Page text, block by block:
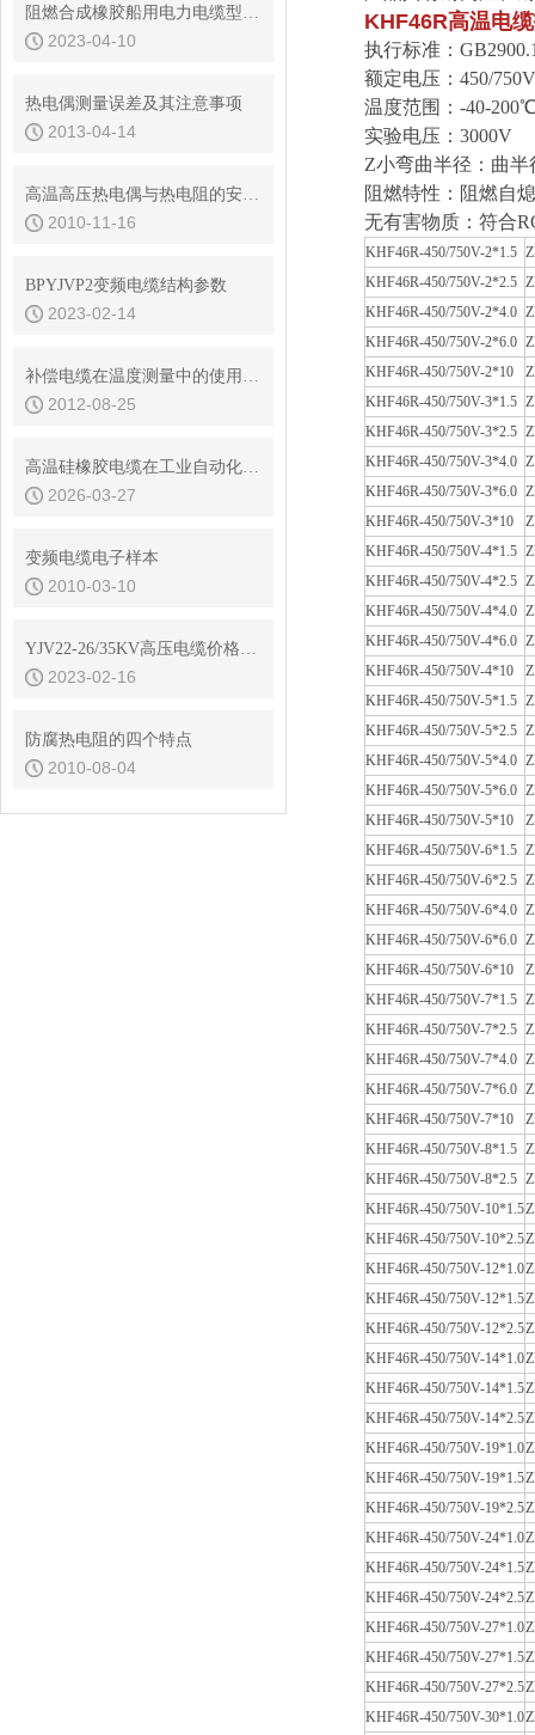
阻燃合成橡胶船用电力电缆型号选型
2023-04-10
热电偶测量误差及其注意事项
2013-04-14
高温高压热电偶与热电阻的安装方法
2010-11-16
BPYJVP2变频电缆结构参数
2023-02-14
补偿电缆在温度测量中的使用问题
2012-08-25
高温硅橡胶电缆在工业自动化系统中的关键应用与选型指南
2026-03-27
变频电缆电子样本
2010-03-10
YJV22-26/35KV高压电缆价格更新2022年11月4日
2023-02-16
防腐热电阻的四个特点
2010-08-04
KHF46R高温电缆
执行标准：
额定电压：450/750V
温度范围：-40-
实验电压：3000V
Z小弯曲半径：曲
阻燃特性：阻燃自
无有害物质：符合
KHF46R-450/750V-2*1.5
KHF46R-450/750V-2*2.5
KHF46R-450/750V-2*4.0
KHF46R-450/750V-2*6.0
KHF46R-450/750V-2*10
KHF46R-450/750V-3*1.5
KHF46R-450/750V-3*2.5
KHF46R-450/750V-3*4.0
KHF46R-450/750V-3*6.0
KHF46R-450/750V-3*10
KHF46R-450/750V-4*1.5
KHF46R-450/750V-4*2.5
KHF46R-450/750V-4*4.0
KHF46R-450/750V-4*6.0
KHF46R-450/750V-4*10
KHF46R-450/750V-5*1.5
KHF46R-450/750V-5*2.5
KHF46R-450/750V-5*4.0
KHF46R-450/750V-5*6.0
KHF46R-450/750V-5*10
KHF46R-450/750V-6*1.5
KHF46R-450/750V-6*2.5
KHF46R-450/750V-6*4.0
KHF46R-450/750V-6*6.0
KHF46R-450/750V-6*10
KHF46R-450/750V-7*1.5
KHF46R-450/750V-7*2.5
KHF46R-450/750V-7*4.0
KHF46R-450/750V-7*6.0
KHF46R-450/750V-7*10
KHF46R-450/750V-8*1.5
KHF46R-450/750V-8*2.5
KHF46R-450/750V-10*1.5
KHF46R-450/750V-10*2.5
KHF46R-450/750V-12*1.0
KHF46R-450/750V-12*1.5
KHF46R-450/750V-12*2.5
KHF46R-450/750V-14*1.0
KHF46R-450/750V-14*1.5
KHF46R-450/750V-14*2.5
KHF46R-450/750V-19*1.0
KHF46R-450/750V-19*1.5
KHF46R-450/750V-19*2.5
KHF46R-450/750V-24*1.0
KHF46R-450/750V-24*1.5
KHF46R-450/750V-24*2.5
KHF46R-450/750V-27*1.0
KHF46R-450/750V-27*1.5
KHF46R-450/750V-27*2.5
KHF46R-450/750V-30*1.0